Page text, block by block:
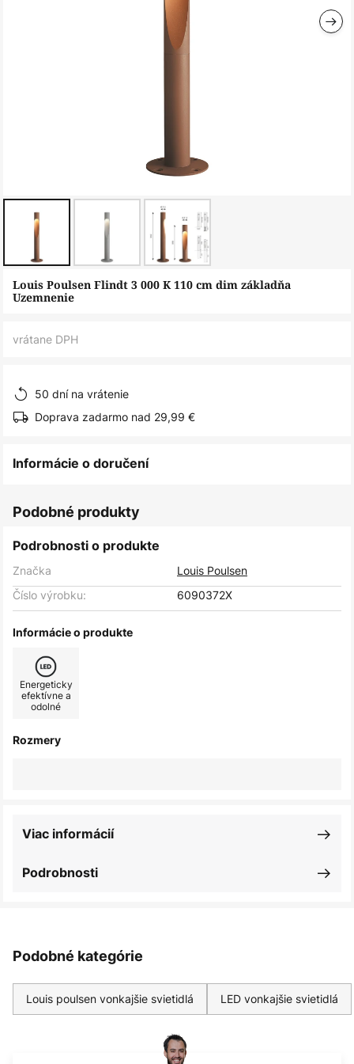
Preskočiť
na
galérie
Louis Poulsen Flindt 3 000 K 110 cm dim základňa
Uzemnenie
vrátane DPH
50 dní na vrátenie
Doprava zadarmo nad 29,99 €
Informácie o doručení
Podobné produkty
Podrobnosti o produkte
Značka
Louis Poulsen
Číslo výrobku:
6090372X
Informácie o produkte
Energeticky
efektívne a
odolné
Rozmery
Podrobnosti
Viac informácií
Podobné kategórie
Louis poulsen vonkajšie svietidlá LED vonkajšie svietidlá